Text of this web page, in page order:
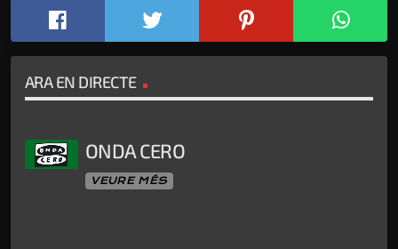
ARA EN DIRECTE
ONDA CERO
VEURE MÉS